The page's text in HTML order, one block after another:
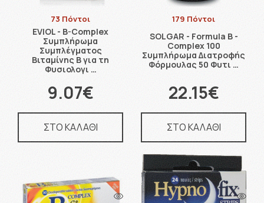
73 Πόντοι
EVIOL - B-Complex
Συμπλήρωμα
Συμπλέγματος
Βιταμίνης B για τη
Φυσιολογι …
9.07€
ΣΤΟ ΚΑΛΑΘΙ
179 Πόντοι
SOLGAR - Formula B -
Complex 100
Συμπλήρωμα Διατροφής
Φόρμουλας 50 Φυτι …
22.15€
ΣΤΟ ΚΑΛΑΘΙ